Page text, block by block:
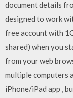
document details
designed to work
free account with
shared) when you
from your web
multiple computers
iPhone/iPad app ,